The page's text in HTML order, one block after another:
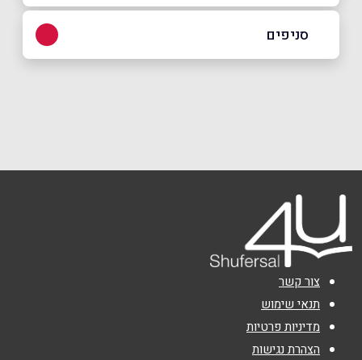
באתר בפייסבוק באינסטגרם
טלפון
אימייל*
נושא*
אנא חזרו אלי בקשר ל...
סניפים
צור קשר
תנאי שימוש
מדיניות פרטיות
הצהרת נגישות